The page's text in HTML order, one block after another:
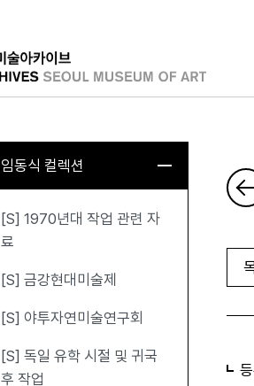
로그인
동식 컬렉션
[S] 1970년대 작업 관련 자
료
[S] 금강현대미술제
[S] 야투자연미술연구회
[S] 독일 유학 시절 및 귀국
후 작업